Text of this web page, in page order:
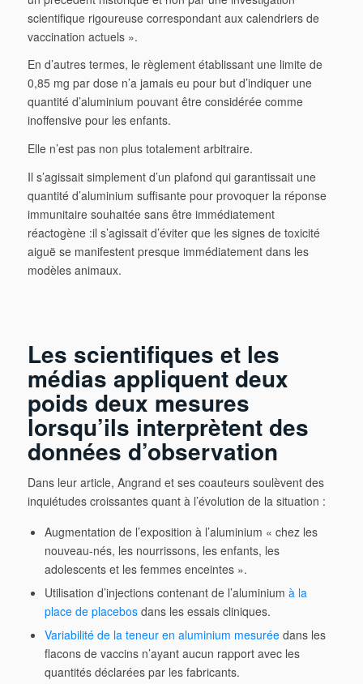
scientifique rigoureuse correspondant aux calendriers de
vaccination actuels ».
En d’autres termes, le règlement établissant une limite de
0,85 mg par dose n’a jamais eu pour but d’indiquer une
quantité d’aluminium pouvant être considérée comme
inoffensive pour les enfants.
Elle n’est pas non plus totalement arbitraire.
Il s’agissait simplement d’un plafond qui garantissait une
quantité d’aluminium suffisante pour provoquer la réponse
immunitaire souhaitée sans être immédiatement
réactogène :il s’agissait d’éviter que les signes de toxicité
aiguë se manifestent presque immédiatement dans les
modèles animaux.
Les scientifiques et les
médias appliquent deux
poids deux mesures
lorsqu’ils interprètent des
données d’observation
Dans leur article, Angrand et ses coauteurs soulèvent des
inquiétudes croissantes quant à l’évolution de la situation :
Augmentation de l’exposition à l’aluminium « chez les
nouveau-nés, les nourrissons, les enfants, les
adolescents et les femmes enceintes ».
Utilisation d’injections contenant de l’aluminium à la
place de placebosdans les essais cliniques.
Variabilité de la teneur en aluminium mesuréedans les
flacons de vaccins n’ayant aucun rapport avec les
quantités déclarées par les fabricants.